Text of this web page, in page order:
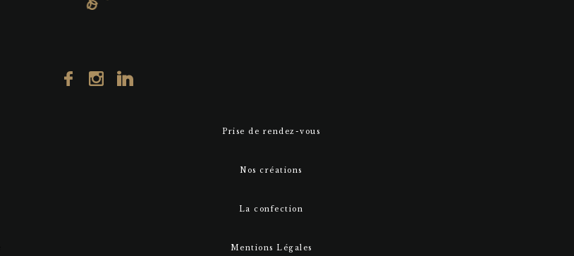
Prise de rendez-vous
Nos créations
La confection
Mentions Légales